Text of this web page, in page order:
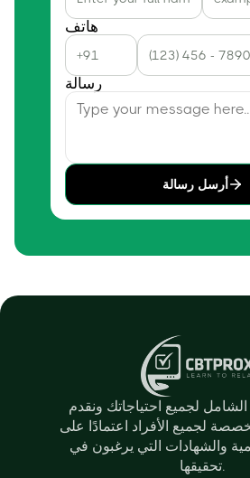
هاتف
رسالة
أرسل رسالة
لجميع احتياجاتك ونقدم
لجميع الأفراد اعتمادًا على
والشهادات التي يرغبون في
تحقيقها.